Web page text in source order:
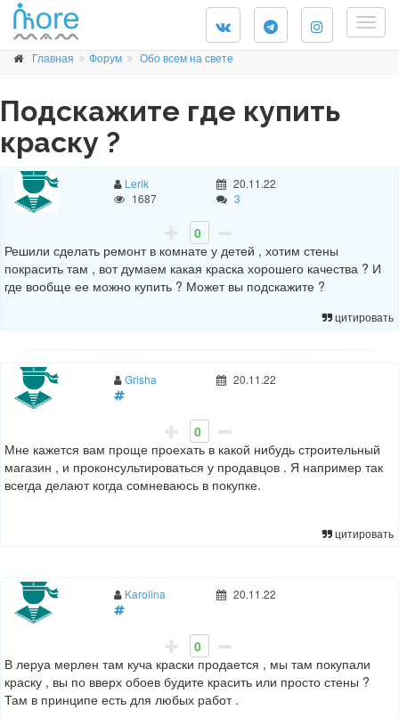
Главная Форум Обо всем на свете
Подскажите где купить
краску ?
Lerik
20.11.22
1687
3
0
Решили сделать ремонт в комнате у детей , хотим стены
покрасить там , вот думаем какая краска хорошего качества ? И
где вообще ее можно купить ? Может вы подскажите ?
цитировать
Grisha 20.11.22
0
Мне кажется вам проще проехать в какой нибудь строительный
магазин , и проконсультироваться у продавцов . Я например так
всегда делают когда сомневаюсь в покупке.
цитировать
Karolina 20.11.22
0
В леруа мерлен там куча краски продается , мы там покупали
краску , вы по вверх обоев будите красить или просто стены ?
Там в принципе есть для любых работ .